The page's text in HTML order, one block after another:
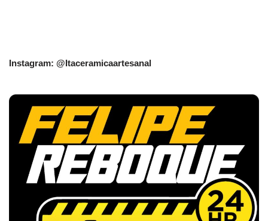
Instagram: @Itaceramicaartesanal